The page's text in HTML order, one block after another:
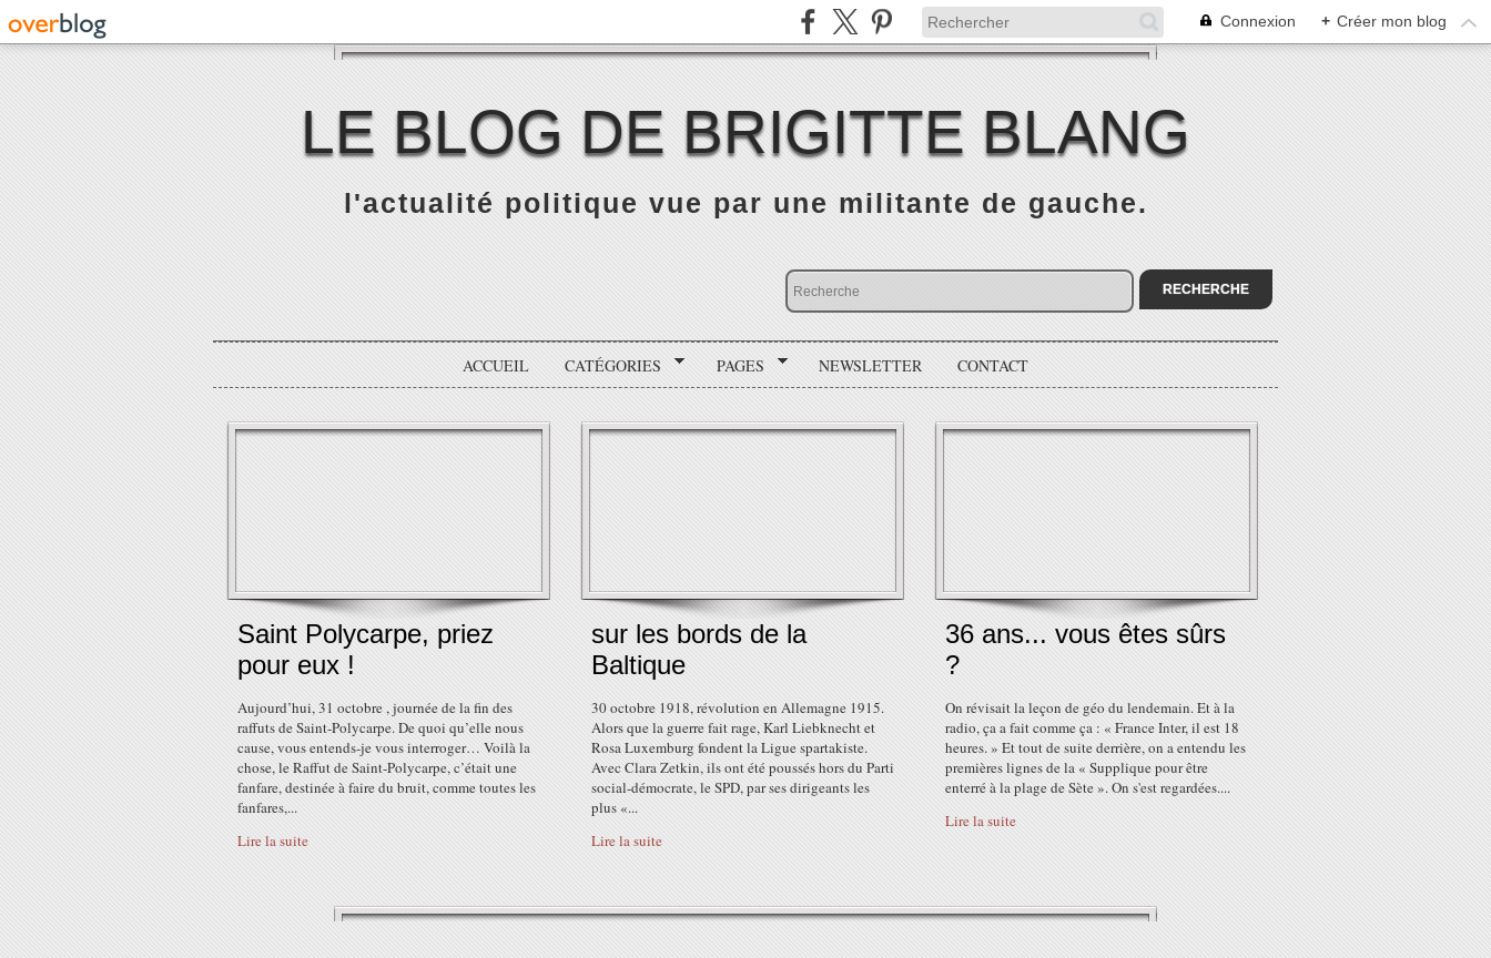
Connexion + Créer mon blog
LE BLOG DE BRIGITTE BLANG
l'actualité politique vue par une militante de gauche.
ACCUEIL CATÉGORIES PAGES NEWSLETTER CONTACT
Saint Polycarpe, priez
pour eux !
Aujourd’hui, 31 octobre , journée de la fin des
raffuts de Saint-Polycarpe. De quoi qu’elle nous
cause, vous entends-je vous interroger… Voilà la
chose, le Raffut de Saint-Polycarpe, c’était une
fanfare, destinée à faire du bruit, comme toutes les
fanfares,...
Lire la suite
sur les bords de la
Baltique
30 octobre 1918, révolution en Allemagne 1915.
Alors que la guerre fait rage, Karl Liebknecht et
Rosa Luxemburg fondent la Ligue spartakiste.
Avec Clara Zetkin, ils ont été poussés hors du Parti
social-démocrate, le SPD, par ses dirigeants les
plus «...
Lire la suite
36 ans... vous êtes sûrs
?
On révisait la leçon de géo du lendemain. Et à la
radio, ça a fait comme ça : « France Inter, il est 18
heures. » Et tout de suite derrière, on a entendu les
premières lignes de la « Supplique pour être
enterré à la plage de Sète ». On s'est regardées....
Lire la suite